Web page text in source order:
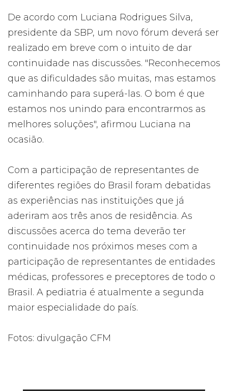
De acordo com Luciana Rodrigues Silva,
presidente da SBP, um novo fórum deverá ser
realizado em breve com o intuito de dar
continuidade nas discussões. "Reconhecemos
que as dificuldades são muitas, mas estamos
caminhando para superá-las. O bom é que
estamos nos unindo para encontrarmos as
melhores soluções", afirmou Luciana na
ocasião.
Com a participação de representantes de
diferentes regiões do Brasil foram debatidas
as experiências nas instituições que já
aderiram aos três anos de residência. As
discussões acerca do tema deverão ter
continuidade nos próximos meses com a
participação de representantes de entidades
médicas, professores e preceptores de todo o
Brasil. A pediatria é atualmente a segunda
maior especialidade do país.
Fotos: divulgação CFM